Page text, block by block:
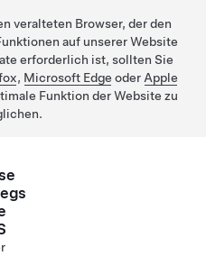
veralteten Browser, der den
auf unserer Website
erforderlich ist, sollten Sie
, Microsoft Edge oder Apple
Funktion der Website zu